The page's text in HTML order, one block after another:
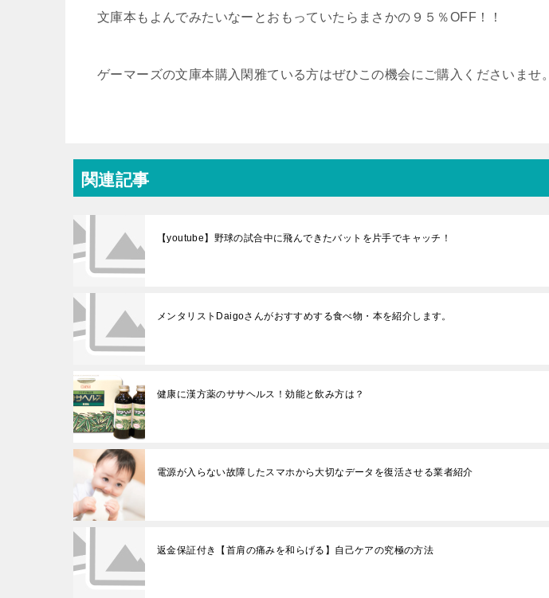
文庫本もよんでみたいなーとおもっていたらまさかの９５％OFF！！
ゲーマーズの文庫本購入閑雅ている方はぜひこの機会にご購入くださいませ。
関連記事
【youtube】野球の試合中に飛んできたバットを片手でキャッチ！
メンタリストDaigoさんがおすすめする食べ物・本を紹介します。
健康に漢方薬のササヘルス！効能と飲み方は？
電源が入らない故障したスマホから大切なデータを復活させる業者紹介
返金保証付き【首肩の痛みを和らげる】自己ケアの究極の方法